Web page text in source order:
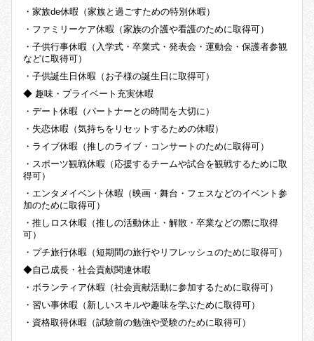
・家族de休暇（家族と過ごすための特別休暇）
・ファミリーケア休暇（家族の介護や看護のために取得可）
・子供行事休暇（入学式・卒業式・発表会・運動会・保護者参観
などに取得可）
・子供誕生日休暇（お子様の誕生日に取得可）
◆ 趣味・プライベート充実休暇
・デート休暇（パートナーとの時間を大切に）
・失恋休暇（気持ちをリセットするための休暇）
・ライブ休暇（推しのライブ・コンサートのために取得可）
・スポーツ観戦休暇（応援するチームや試合を観戦するために取
得可）
・エンタメイベント休暇（映画・舞台・フェスなどのイベント参
加のために取得可）
・推しロス休暇（推しの活動休止・解散・卒業などの際に取得
可）
・プチ旅行休暇（短期間の旅行やリフレッシュのために取得可）
◆自己成長・社会貢献関連休暇
・ボランティア休暇（社会貢献活動に参加するために取得可）
・習い事休暇（新しいスキルや趣味を学ぶために取得可）
・資格取得休暇（試験前の勉強や受験のために取得可）